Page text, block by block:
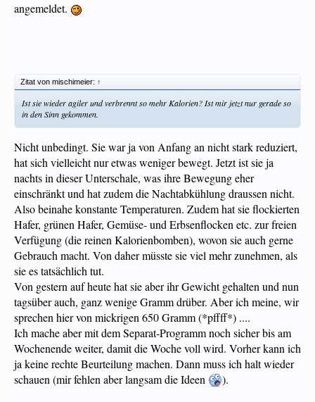
angemeldet.
Zitat von mischimeier: ↑
Ist sie wieder agiler und verbrennt so mehr Kalorien? Ist mir jetzt nur gerade so
in den Sinn gekommen.
Nicht unbedingt. Sie war ja von Anfang an nicht stark reduziert,
hat sich vielleicht nur etwas weniger bewegt. Jetzt ist sie ja
nachts in dieser Unterschale, was ihre Bewegung eher
einschränkt und hat zudem die Nachtabkühlung draussen nicht.
Also beinahe konstante Temperaturen. Zudem hat sie flockierten
Hafer, grünen Hafer, Gemüse- und Erbsenflocken etc. zur freien
Verfügung (die reinen Kalorienbomben), wovon sie auch gerne
Gebrauch macht. Von daher müsste sie viel mehr zunehmen, als
sie es tatsächlich tut.
Von gestern auf heute hat sie aber ihr Gewicht gehalten und nun
tagsüber auch, ganz wenige Gramm drüber. Aber ich meine, wir
sprechen hier von mickrigen 650 Gramm (*pffff*) ....
Ich mache aber mit dem Separat-Programm noch sicher bis am
Wochenende weiter, damit die Woche voll wird. Vorher kann ich
ja keine rechte Beurteilung machen. Dann muss ich halt wieder
schauen (mir fehlen aber langsam die Ideen
).